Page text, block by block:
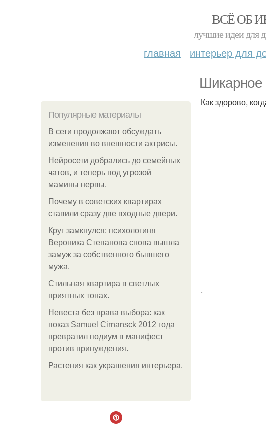
ВСЁ ОБ
лучшие идеи для
главная интерьер для
Шикарное
Популярные материалы
В сети продолжают обсуждать
изменения во внешности актрисы.
Нейросети добрались до семейных
чатов, и теперь под угрозой
мамины нервы.
Почему в советских квартирах
ставили сразу две входные двери.
Круг замкнулся: психологиня
Вероника Степанова снова вышла
замуж за собственного бывшего
мужа.
Стильная квартира в светлых
приятных тонах.
Невеста без права выбора: как
показ Samuel Cirnansck 2012 года
превратил подиум в манифест
против принуждения.
Растения как украшения интерьера.
Как здорово,
.